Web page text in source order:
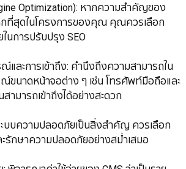
Optimization): หากความสำคัญของ
ที่สุดในโครงการของคุณ คุณควรเลือก
นการปรับปรุง SEO
และการเข้าถึง: คำนึงถึงความสามารถใน
ขนาดหน้าจอต่าง ๆ เช่น โทรศัพท์มือถือและ
สามารถเข้าถึงได้อย่างสะดวก
บบความปลอดภัยเป็นสิ่งสำคัญ ควรเลือก
รักษาความปลอดภัยอย่างสม่ำเสมอ